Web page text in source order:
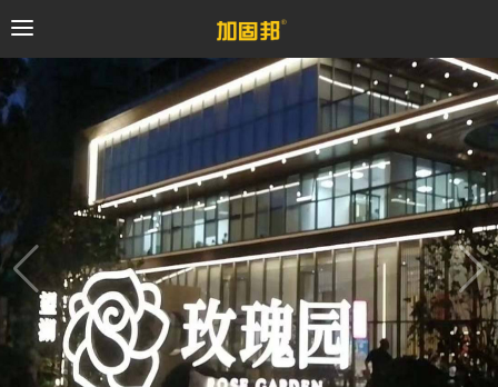
碳纤维系统
粘钢加固系统
预应力系统
植筋锚固系统